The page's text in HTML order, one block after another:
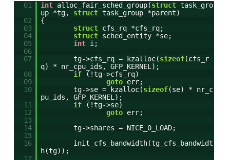
01 int alloc_fair_sched_group(struct task_gro
up *tg, struct task_group *parent)
02
{
03
struct cfs_rq *cfs_rq;
04
struct sched_entity *se;
05
int i;
06
07
tg->cfs_rq = kzalloc(sizeof(cfs_r
q) * nr_cpu_ids, GFP_KERNEL);
08
if
(!tg->cfs_rq)
09
goto err;
10
tg->se = kzalloc(sizeof(se) * nr_c
pu_ids, GFP_KERNEL);
11
if
(!tg->se)
12
goto err;
13
14
tg->shares = NICE_0_LOAD;
15
16
init_cfs_bandwidth(tg_cfs_bandwidt
h(tg));
17